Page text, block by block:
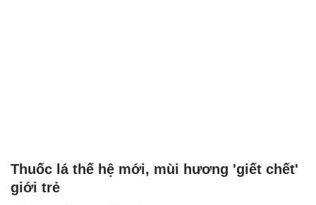
Thuốc lá thế hệ mới, mùi hương 'giết chết'
giới trẻ